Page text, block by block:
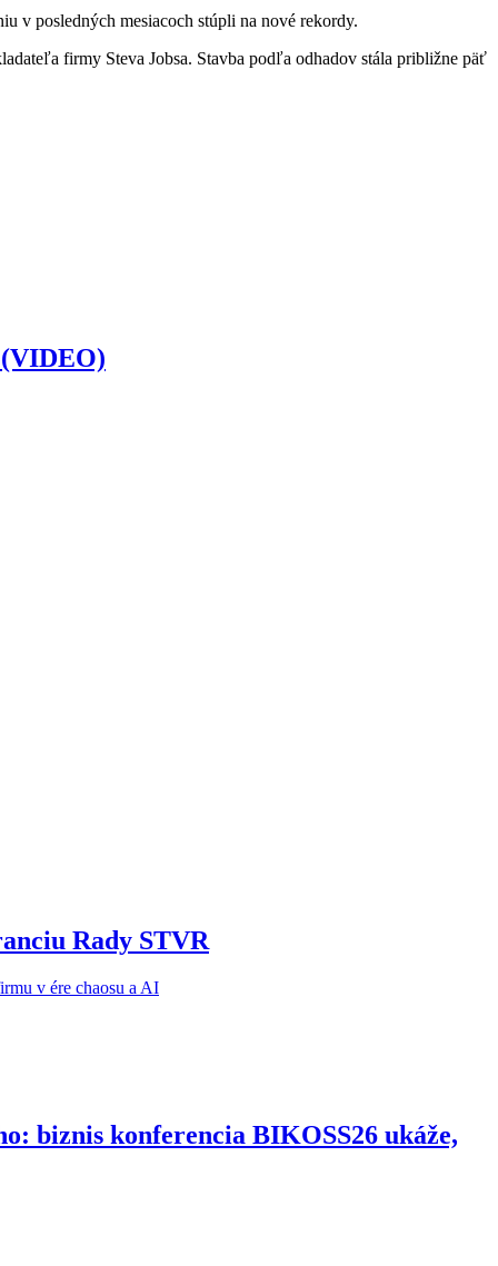
v posledných mesiacoch stúpli na nové rekordy.
firmy Steva Jobsa. Stavba podľa odhadov stála približne päť
(VIDEO)
Rady STVR
biznis konferencia BIKOSS26 ukáže,